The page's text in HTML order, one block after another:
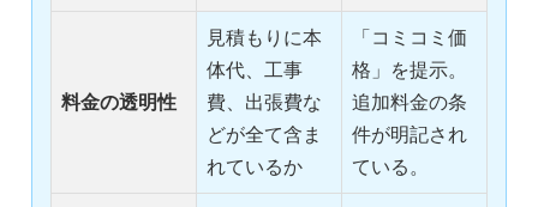
料金の透明性
見積もりに本
体代、工事
費、出張費な
どが全て含ま
れているか
「コミコミ価
格」を提示。
追加料金の条
件が明記され
ている。